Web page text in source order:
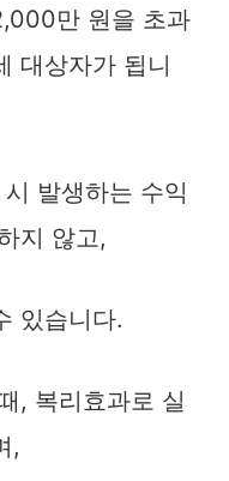
만 원을 초과
대상자가 됩니
발생하는 수익
지 않고,
있습니다.
, 복리효과로 실
,